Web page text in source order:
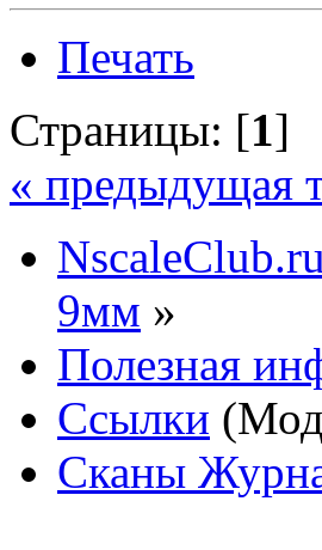
Печать
Страницы: [1]
« предыдущая
9мм »
Полезная
Ссылки
Сканы